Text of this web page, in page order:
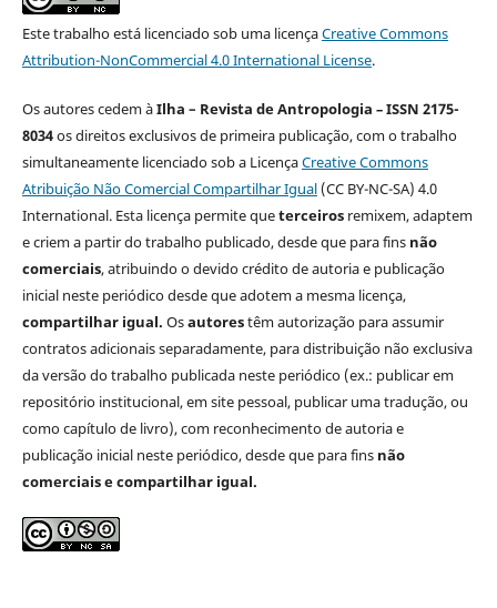
Este trabalho está licenciado sob uma licençaCreative Commons
Attribution-NonCommercial 4.0 International License.
Os autores cedem àIlha – Revista de Antropologia –ISSN 2175-
8034os direitos exclusivos de primeira publicação, com o trabalho
simultaneamente licenciado sob a LicençaCreative Commons
Atribuição Não Comercial Compartilhar Igual(CC BY-NC-SA) 4.0
International. Esta licença permite queterceirosremixem, adaptem
e criem a partir do trabalho publicado, desde que para fins não
comerciais, atribuindo o devido crédito de autoria e publicação
inicial neste periódico desde que adotem a mesma licença,
compartilhar igual. Osautorestêm autorização para assumir
contratos adicionais separadamente, para distribuição não exclusiva
da versão do trabalho publicada neste periódico (ex.: publicar em
repositório institucional, em site pessoal, publicar uma tradução, ou
como capítulo de livro), com reconhecimento de autoria e
publicação inicial neste periódico, desde que para fins não
comerciais e compartilhar igual.